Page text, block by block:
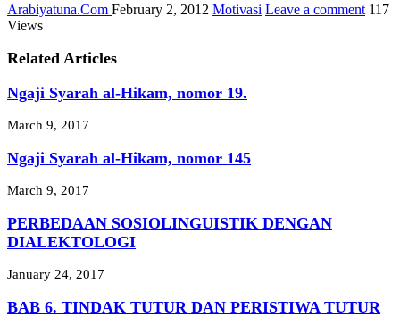
Arabiyatuna.Com February 2, 2012 Motivasi Leave a comment 117
Views
Related Articles
Ngaji Syarah al-Hikam, nomor 19.
March 9, 2017
Ngaji Syarah al-Hikam, nomor 145
March 9, 2017
PERBEDAAN SOSIOLINGUISTIK DENGAN
DIALEKTOLOGI
January 24, 2017
BAB 6. TINDAK TUTUR DAN PERISTIWA TUTUR